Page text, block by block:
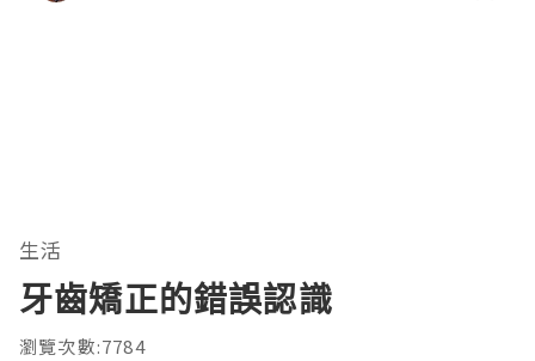
生活
牙齒矯正的錯誤認識
瀏覽次數:7784